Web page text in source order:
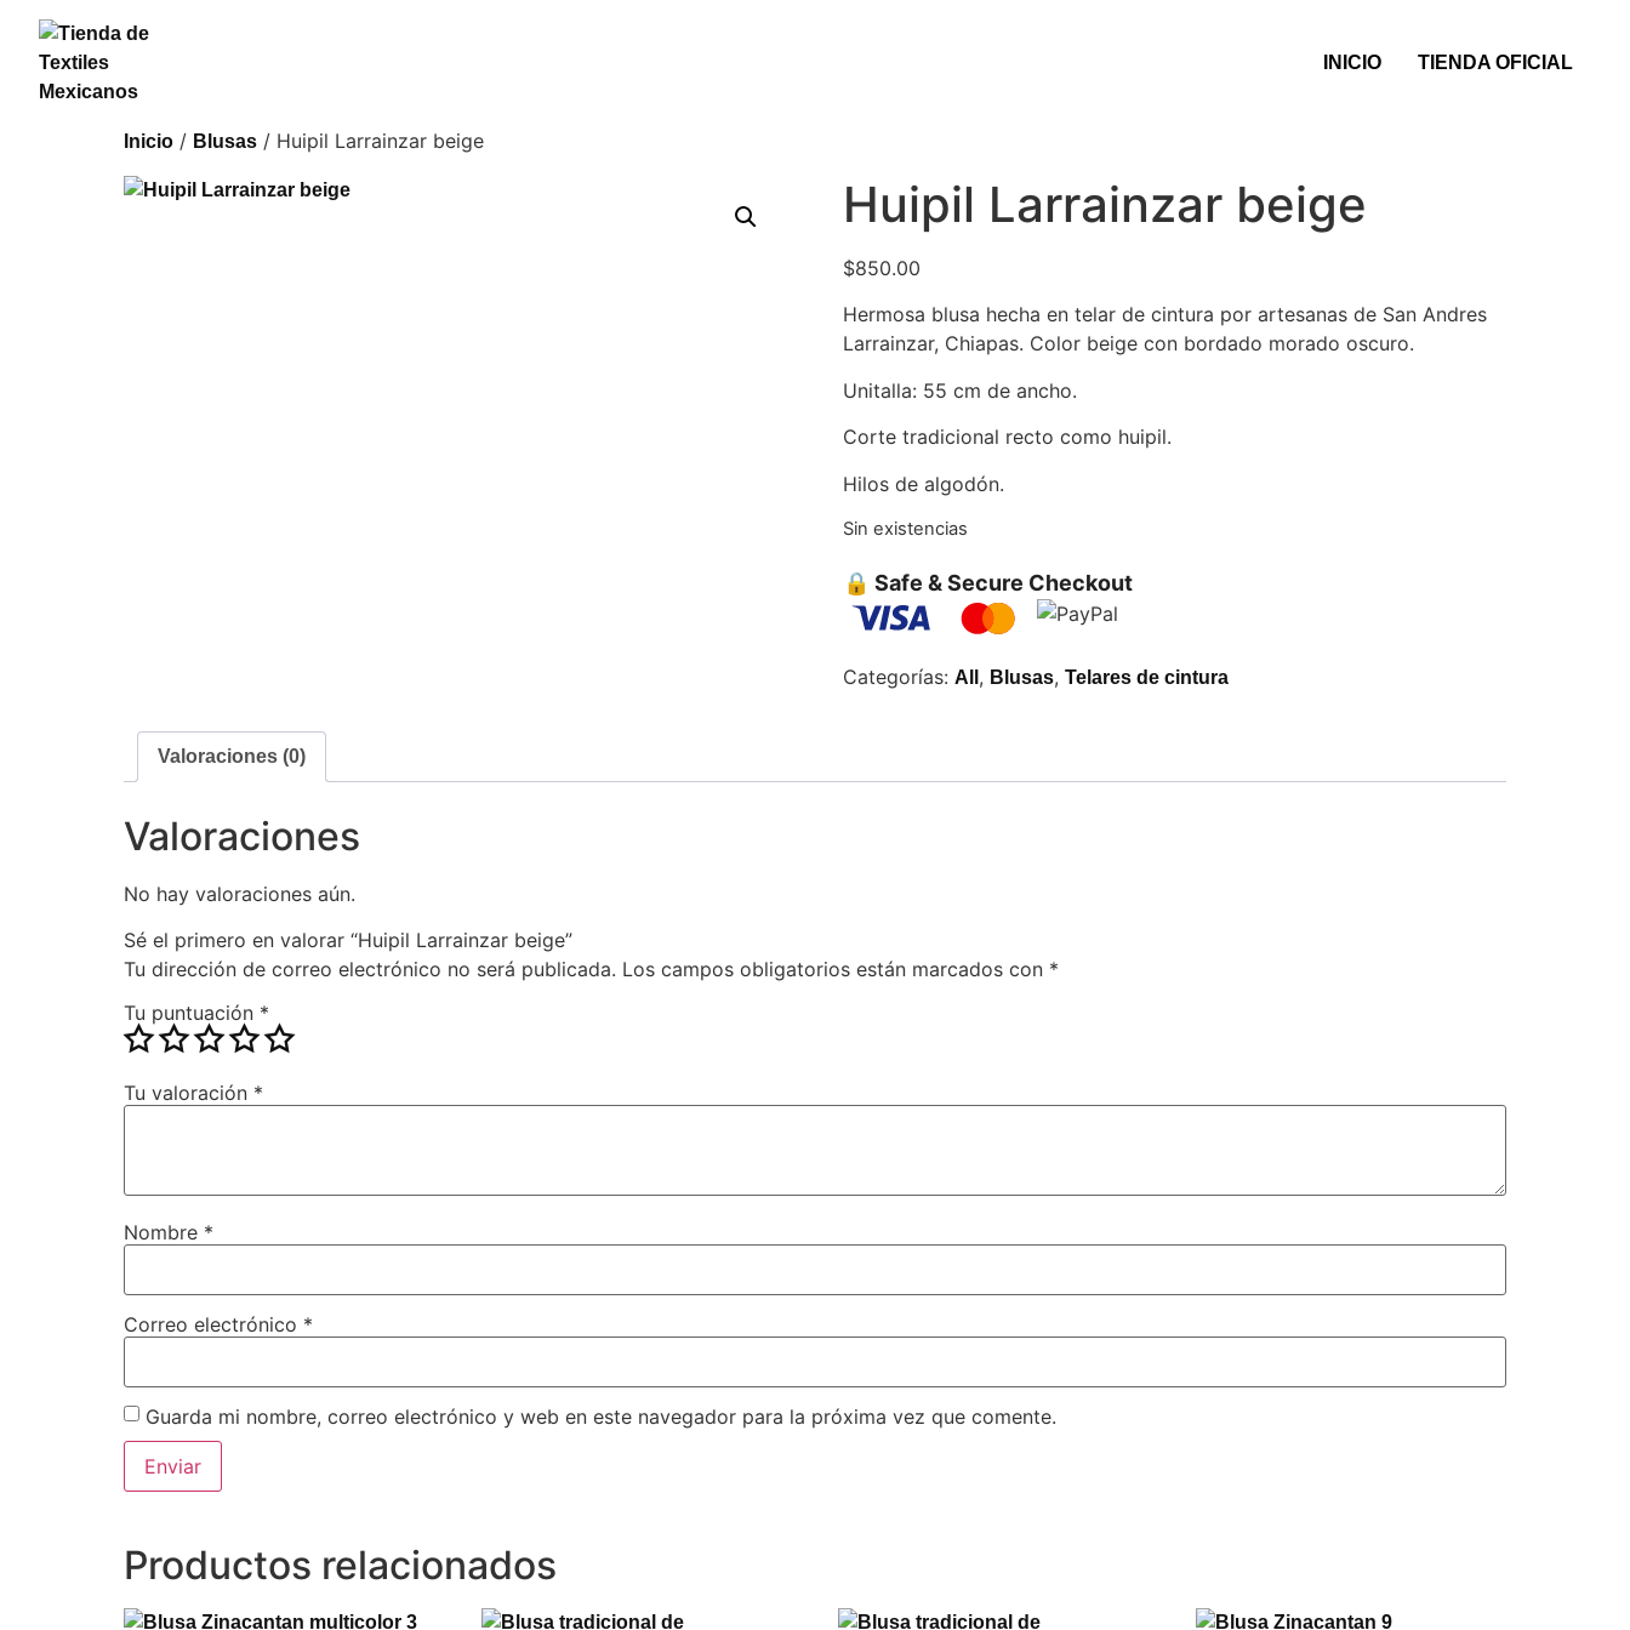
INICIO TIENDA OFICIAL
Inicio / Blusas / Huipil Larrainzar beige
Huipil Larrainzar beige
$850.00
Hermosa blusa hecha en telar de cintura por artesanas de San Andres
Larrainzar, Chiapas. Color beige con bordado morado oscuro.
Unitalla: 55 cm de ancho.
Corte tradicional recto como huipil.
Hilos de algodón.
Sin existencias
🔒 Safe & Secure Checkout
Categorías: All , Blusas, Telares de cintura
Valoraciones (0)
Valoraciones
No hay valoraciones aún.
Sé el primero en valorar “Huipil Larrainzar beige”
Tu dirección de correo electrónico no será publicada. Los campos obligatorios están marcados con *
Tu puntuación *
Tu valoración *
Nombre *
Correo electrónico *
Guarda mi nombre, correo electrónico y web en este navegador para la próxima vez que comente.
Productos relacionados